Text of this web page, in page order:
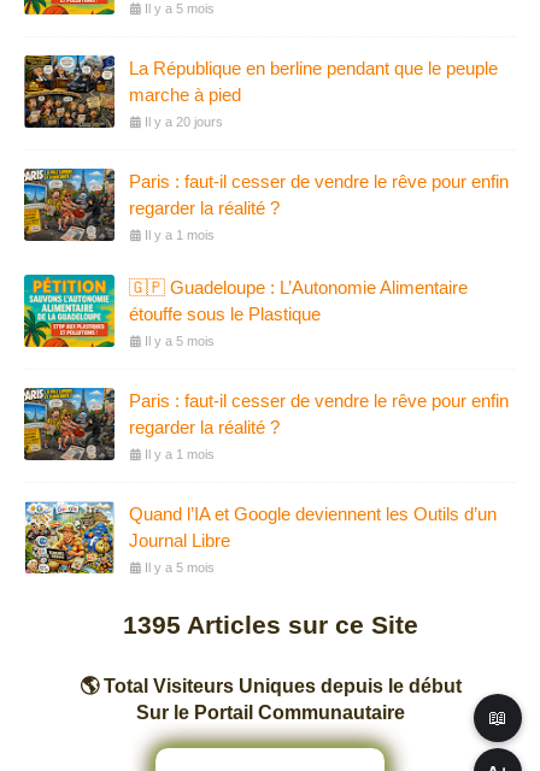
📖
Il y a 5 mois
La République en berline pendant que le peuple
marche à pied
Il y a 20 jours
Paris : faut-il cesser de vendre le rêve pour enfin
regarder la réalité ?
Il y a 1 mois
🇬🇵 Guadeloupe : L’Autonomie Alimentaire
étouffe sous le Plastique
Il y a 5 mois
Paris : faut-il cesser de vendre le rêve pour enfin
regarder la réalité ?
Il y a 1 mois
Quand l’IA et Google deviennent les Outils d’un
Journal Libre
Il y a 5 mois
1395 Articles sur ce Site
🌎 Total Visiteurs Uniques depuis le début
Sur le Portail Communautaire